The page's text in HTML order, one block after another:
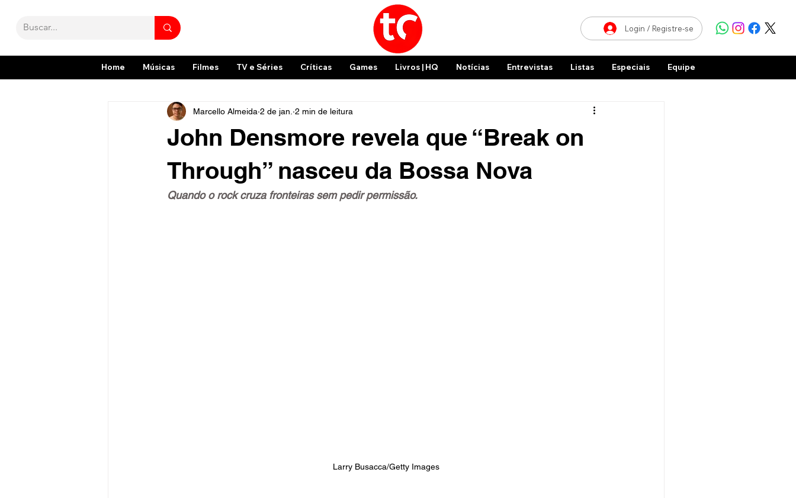
Login / Registre-se
Home Músicas Filmes TV e Séries Críticas Games Livros | HQ Notícias Entrevistas Listas Especiais Equipe
John Densmore revela que “Break on
Through” nasceu da Bossa Nova
Marcello Almeida 2 de jan. 2 min de leitura
Quando o rock cruza fronteiras sem pedir permissão.
Larry Busacca/Getty Images